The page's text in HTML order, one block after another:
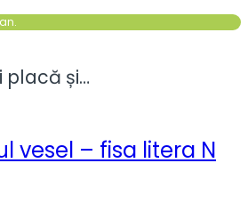
placă și…
vesel – fisa litera N